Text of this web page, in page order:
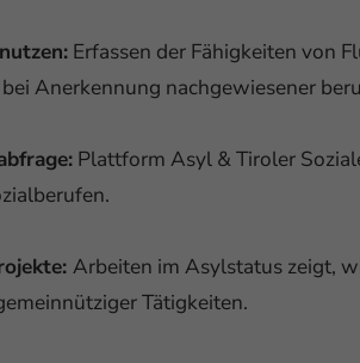
Erfassen der Fähigkeiten von
Anerkennung nachgewiesener
Plattform Asyl & Tiroler
Arbeiten im Asylstatus zeigt,
Tätigkeiten.